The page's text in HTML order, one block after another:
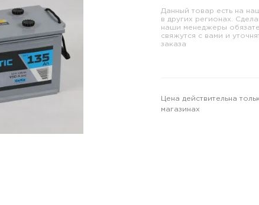
Данный товар есть на
в других регионах.
наши менеджеры
свяжутся с вами и
заказа
Цена действительна
магазинах